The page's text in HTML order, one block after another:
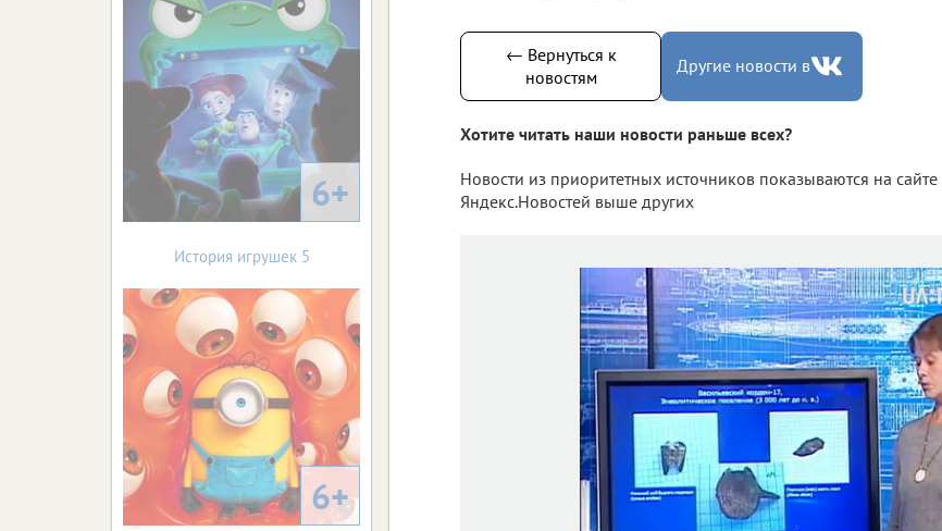
← Вернуться к
новостям
Другие новости в
Хотите читать наши новости раньше всех?
Новости из приоритетных источников показываются на сайте
Яндекс.Новостей выше других
6+
История игрушек 5
6+